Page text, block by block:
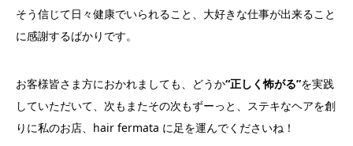
そう信じて日々健康でいられること、 大好きな仕事が出来ること
に感謝するばかりです。
お客様皆さま方におかれましても、どうか“正しく怖がる”を実践
していただいて、次もまたその次もずーっと、 ステキなヘアを創
りに私のお店、hair fermata に足を運んでくださいね！